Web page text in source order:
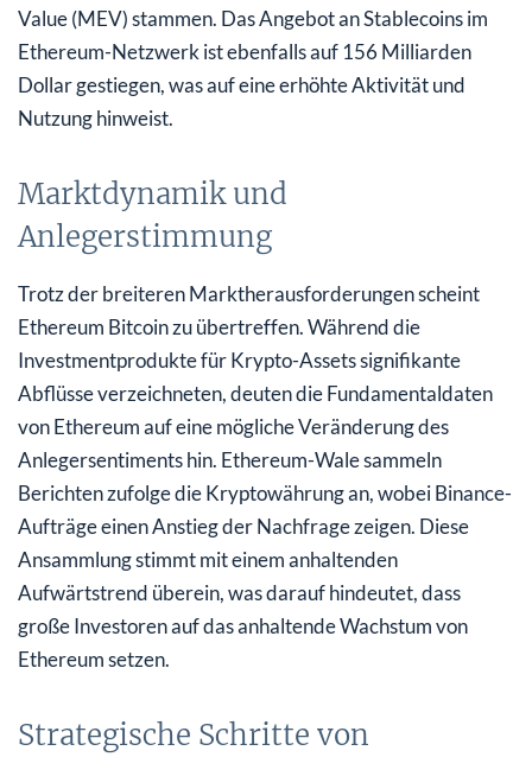
Value (MEV) stammen. Das Angebot an Stablecoins im
Ethereum-Netzwerk ist ebenfalls auf 156 Milliarden
Dollar gestiegen, was auf eine erhöhte Aktivität und
Nutzung hinweist.
Marktdynamik und
Anlegerstimmung
Trotz der breiteren Marktherausforderungen scheint
Ethereum Bitcoin zu übertreffen. Während die
Investmentprodukte für Krypto-Assets signifikante
Abflüsse verzeichneten, deuten die Fundamentaldaten
von Ethereum auf eine mögliche Veränderung des
Anlegersentiments hin. Ethereum-Wale sammeln
Berichten zufolge die Kryptowährung an, wobei Binance-
Aufträge einen Anstieg der Nachfrage zeigen. Diese
Ansammlung stimmt mit einem anhaltenden
Aufwärtstrend überein, was darauf hindeutet, dass
große Investoren auf das anhaltende Wachstum von
Ethereum setzen.
Strategische Schritte von